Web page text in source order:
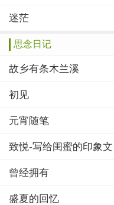
迷茫
思念日记
故乡有条木兰溪
初见
元宵随笔
致悦-写给闺蜜的印象文
曾经拥有
盛夏的回忆